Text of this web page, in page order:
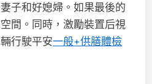
子和好媳婦。如果最後的
間。同時，激勵裝置后視
行駛平安一般+供膳體檢